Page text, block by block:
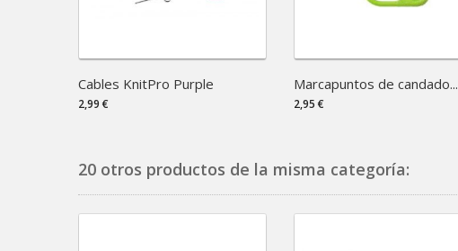
Cables KnitPro Purple
2,99 €
Marcapuntos de candado...
2,95 €
20 otros productos de la misma categoría: